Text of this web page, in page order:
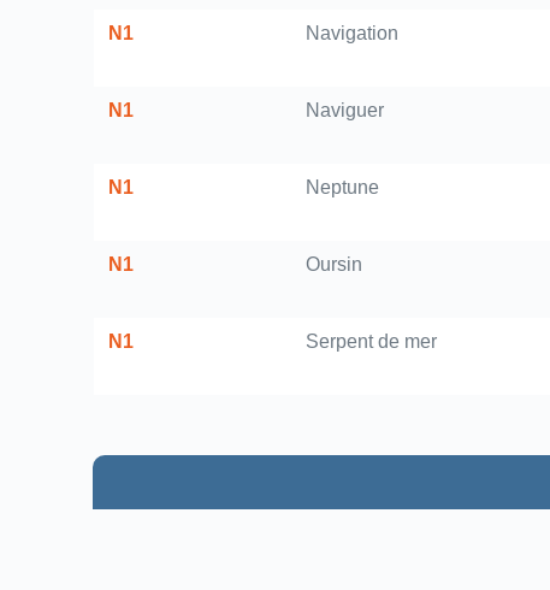
N1 Navigation
N1 Naviguer
N1 Neptune
N1 Oursin
N1 Serpent de mer